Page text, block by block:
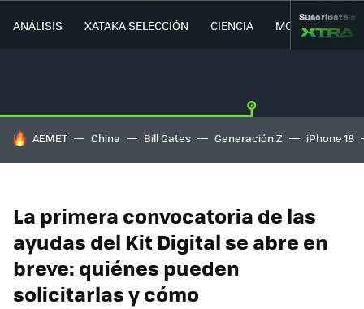
ANÁLISIS XATAKA SELECCIÓN CIENCIA MOVILIDAD
Suscríbete a
HOY SE HABLA DE
AEMET China Bill Gates Generación Z iPhone 18
La primera convocatoria de las
ayudas del Kit Digital se abre en
breve: quiénes pueden
solicitarlas y cómo